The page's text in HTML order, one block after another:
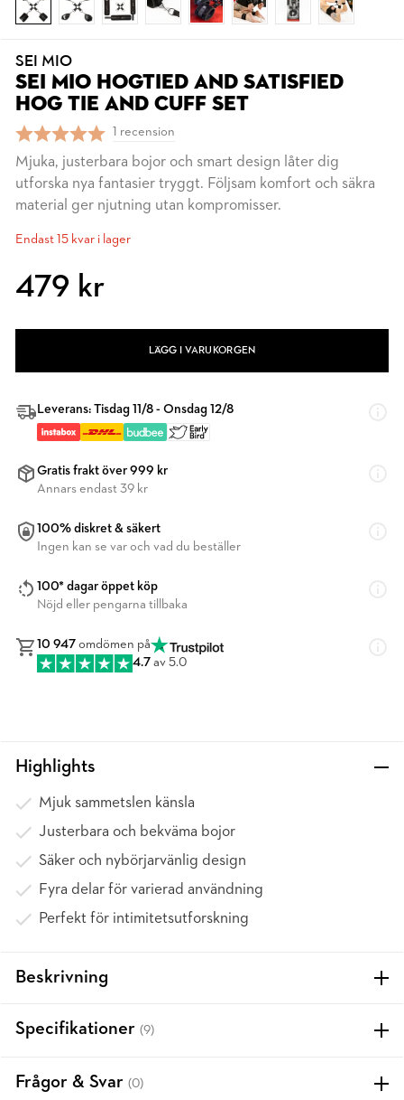
SEI MIO
SEI MIO HOGTIED AND SATISFIED
HOG TIE AND CUFF SET
1 recension
Mjuka, justerbara bojor och smart design låter dig
utforska nya fantasier tryggt. Följsam komfort och säkra
material ger njutning utan kompromisser.
Endast 15 kvar i lager
479 kr
LÄGG I VARUKORGEN
Leverans: Tisdag 11/8 - Onsdag 12/8
Gratis frakt över 999 kr
Annars endast 39 kr
100% diskret & säkert
Ingen kan se var och vad du beställer
100* dagar öppet köp
Nöjd eller pengarna tillbaka
10 947 omdömen på
4.7 av 5.0
Highlights
Mjuk sammetslen känsla
Justerbara och bekväma bojor
Säker och nybörjarvänlig design
Fyra delar för varierad användning
Perfekt för intimitetsutforskning
Beskrivning
Specifikationer (9)
Frågor & Svar (0)